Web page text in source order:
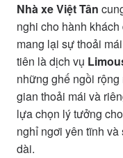
Nhà xe Việt Tân
nghi cho hành khách
mang lại sự thoải
tiên là dịch vụ
những ghế ngồi
gian thoải mái và
lựa chọn lý tưởng
nghỉ ngơi yên tĩnh
dài.